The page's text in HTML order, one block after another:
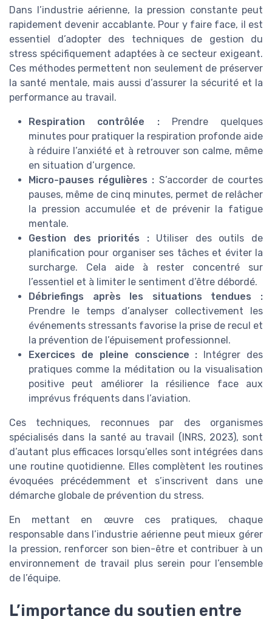
Dans l’industrie aérienne, la pression constante peut
rapidement devenir accablante. Pour y faire face, il est
essentiel d’adopter des techniques de gestion du
stress spécifiquement adaptées à ce secteur exigeant.
Ces méthodes permettent non seulement de préserver
la santé mentale, mais aussi d’assurer la sécurité et la
performance au travail.
Respiration contrôlée :Prendre quelques
minutes pour pratiquer la respiration profonde aide
à réduire l’anxiété et à retrouver son calme, même
en situation d’urgence.
Micro-pauses régulières : S’accorder de courtes
pauses, même de cinq minutes, permet de relâcher
la pression accumulée et de prévenir la fatigue
mentale.
Gestion des priorités :Utiliser des outils de
planification pour organiser ses tâches et éviter la
surcharge. Cela aide à rester concentré sur
l’essentiel et à limiter le sentiment d’être débordé.
Débriefings après les situations tendues :
Prendre le temps d’analyser collectivement les
événements stressants favorise la prise de recul et
la prévention de l’épuisement professionnel.
Exercices de pleine conscience : Intégrer des
pratiques comme la méditation ou la visualisation
positive peut améliorer la résilience face aux
imprévus fréquents dans l’aviation.
Ces techniques, reconnues par des organismes
spécialisés dans la santé au travail (INRS, 2023), sont
d’autant plus efficaces lorsqu’elles sont intégrées dans
une routine quotidienne. Elles complètent les routines
évoquées précédemment et s’inscrivent dans une
démarche globale de prévention du stress.
En mettant en œuvre ces pratiques, chaque
responsable dans l’industrie aérienne peut mieux gérer
la pression, renforcer son bien-être et contribuer à un
environnement de travail plus serein pour l’ensemble
de l’équipe.
L’importance du soutien entre